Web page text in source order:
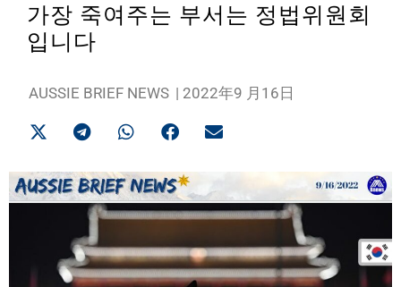
가장 죽여주는 부서는 정법위원회
입니다
AUSSIE BRIEF NEWS | 2022年9 月16日